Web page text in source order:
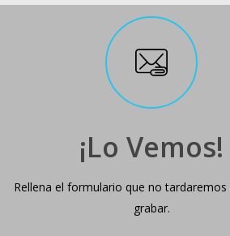
¡Lo Vemos!
Rellena el formulario que no tardaremos
grabar.